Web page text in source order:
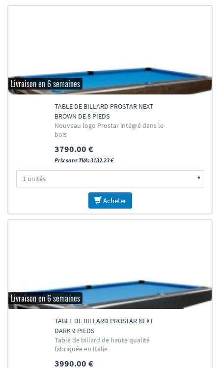
Livraison en 6 semaines
TABLE DE BILLARD PROSTAR NEXT
BROWN DE 8 PIEDS
Nouveau logo Prostar intégré dans le
bois
3790.00 €
Prix sans TVA: 3132.23 €
Acheter
Livraison en 6 semaines
TABLE DE BILLARD PROSTAR NEXT
DARK 9 PIEDS
Table de billard de haute qualité
fabriquée en Italie
3990.00 €